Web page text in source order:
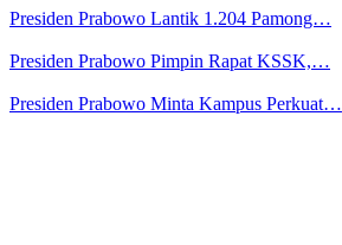
Presiden Prabowo Lantik 1.204 Pamong…
Presiden Prabowo Pimpin Rapat KSSK,…
Presiden Prabowo Minta Kampus Perkuat…